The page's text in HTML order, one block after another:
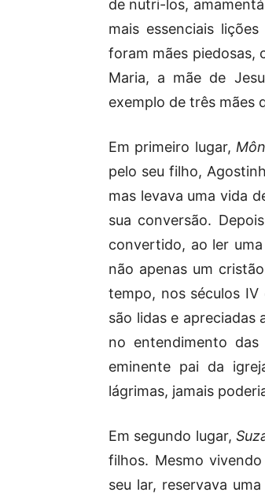
de nutri-los,
mais essenciais
foram mães piedosas,
Maria, a mãe de
exemplo de três mães
Em primeiro lugar,
pelo seu filho,
mas levava uma vida
sua conversão.
convertido, ao ler
não apenas um
tempo, nos séculos IV
são lidas e apreciadas
no entendimento das
eminente pai da
lágrimas, jamais
Em segundo lugar,
filhos. Mesmo
seu lar, reservava